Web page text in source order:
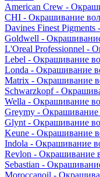
American Crew -
CHI - Окрашивание
Davines Finest
Goldwell -
L'Oreal Professionnel -
Lebel - Окрашивание
Londa - Окрашивание
Matrix - Окрашивание
Schwarzkopf -
Wella - Окрашивание
Greymy - Окрашивание
Glynt - Окрашивание
Keune - Окрашивание
Indola - Окрашивание
Revlon - Окрашивание
Sebastian -
Moroccanoil -